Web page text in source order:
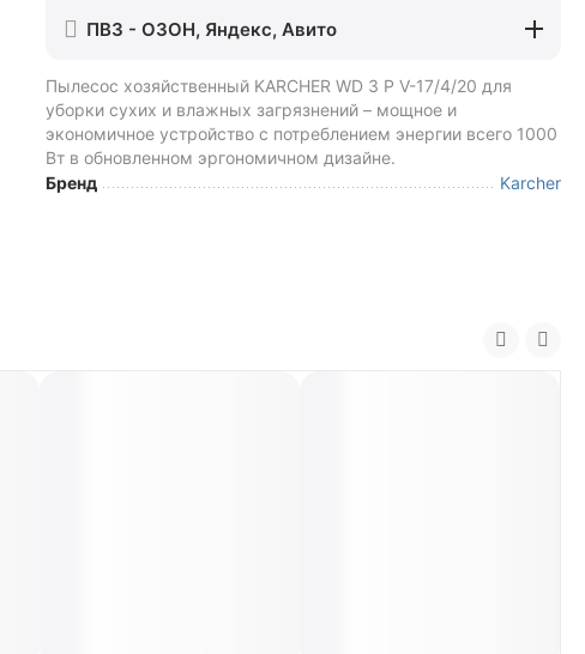
ПВЗ - ОЗОН, Яндекс, Авито
Пылесос хозяйственный KARCHER WD 3 P V-17/4/20 для
уборки сухих и влажных загрязнений – мощное и
экономичное устройство с потреблением энергии всего 1000
Вт в обновленном эргономичном дизайне.
Бренд
Karcher